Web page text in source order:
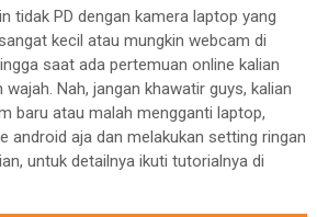
tidak PD dengan kamera laptop yang
kecil atau mungkin webcam di
saat ada pertemuan online kalian
Nah, jangan khawatir guys, kalian
baru atau malah mengganti laptop,
android aja dan melakukan setting ringan
untuk detailnya ikuti tutorialnya di